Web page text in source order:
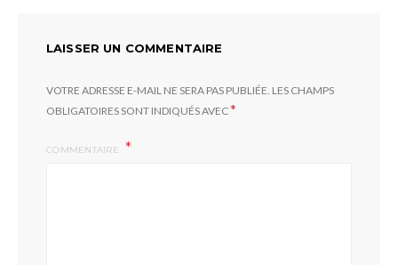
LAISSER UN COMMENTAIRE
VOTRE ADRESSE E-MAIL NE SERA PAS PUBLIÉE. LES CHAMPS
OBLIGATOIRES SONT INDIQUÉS AVEC*
COMMENTAIRE